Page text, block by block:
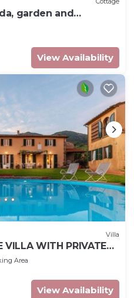
garden and
View Availability
Villa
VILLA WITH PRIVATE
VIEWS IN LUCCA
Area
View Availability